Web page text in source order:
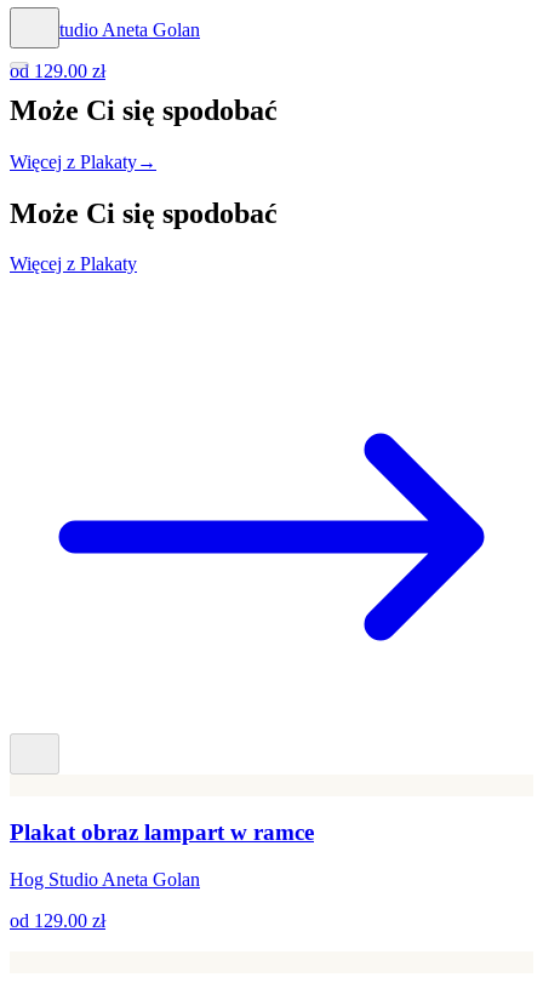
Hog Studio Aneta Golan
od 129.00 zł
Może Ci się spodobać
Więcej z Plakaty→
Może Ci się spodobać
Więcej z Plakaty
Plakat obraz lampart w ramce
Hog Studio Aneta Golan
od 129.00 zł